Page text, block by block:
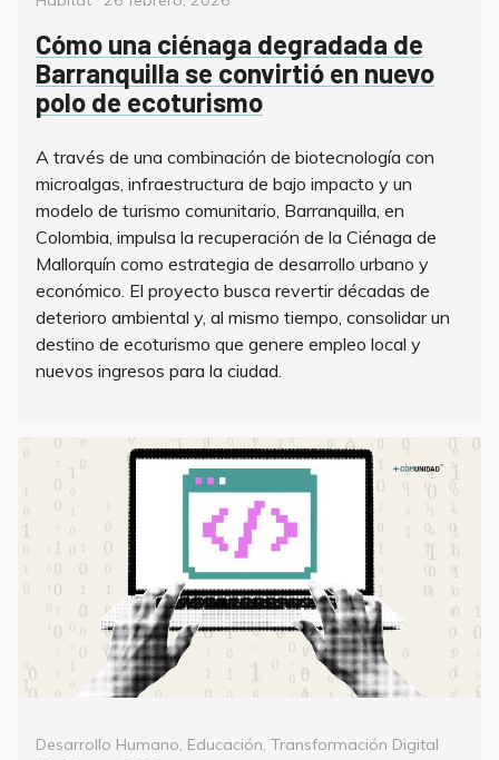
Cómo una ciénaga degradada de
Barranquilla se convirtió en nuevo
polo de ecoturismo
A través de una combinación de biotecnología con
microalgas, infraestructura de bajo impacto y un
modelo de turismo comunitario, Barranquilla, en
Colombia, impulsa la recuperación de la Ciénaga de
Mallorquín como estrategia de desarrollo urbano y
económico. El proyecto busca revertir décadas de
deterioro ambiental y, al mismo tiempo, consolidar un
destino de ecoturismo que genere empleo local y
nuevos ingresos para la ciudad.
Categorías
Desarrollo Humano, Educación, Transformación Digital